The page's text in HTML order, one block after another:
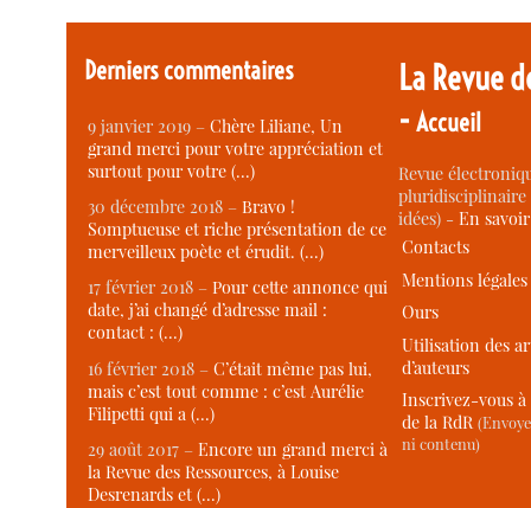
Derniers commentaires
9 janvier 2019 –Chère Liliane, Un
grand merci pour votre appréciation et
surtout pour votre (…)
30 décembre 2018 –Bravo !
Somptueuse et riche présentation de ce
merveilleux poète et érudit. (…)
17 février 2018 –Pour cette annonce qui
date, j’ai changé d’adresse mail :
contact : (…)
16 février 2018 –C’était même pas lui,
mais c’est tout comme : c’est Aurélie
Filipetti qui a (…)
29 août 2017 –Encore un grand merci à
la Revue des Ressources, à Louise
Desrenards et (…)
La Revue
-Accueil
Revue
idées) -En
Contacts
Mentions légales
Ours
Utilisation des
d’auteurs
Inscrivez-vous
de la RdR
ni contenu)